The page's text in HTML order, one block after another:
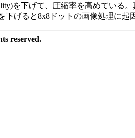
を下げて、圧縮率を高めてい
下げると8x8ドットの画像処理に起
reserved.